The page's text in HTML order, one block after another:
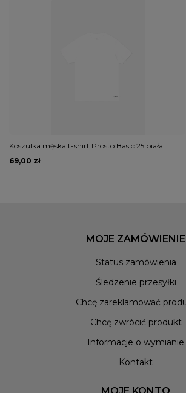
Koszulka męska t-shirt Prosto Basic 25 biała
69,00 zł
MOJE ZAMÓWIENIE
Status zamówienia
Śledzenie przesyłki
Chcę zareklamować
Chcę zwrócić produkt
Informacje o wymianie
Kontakt